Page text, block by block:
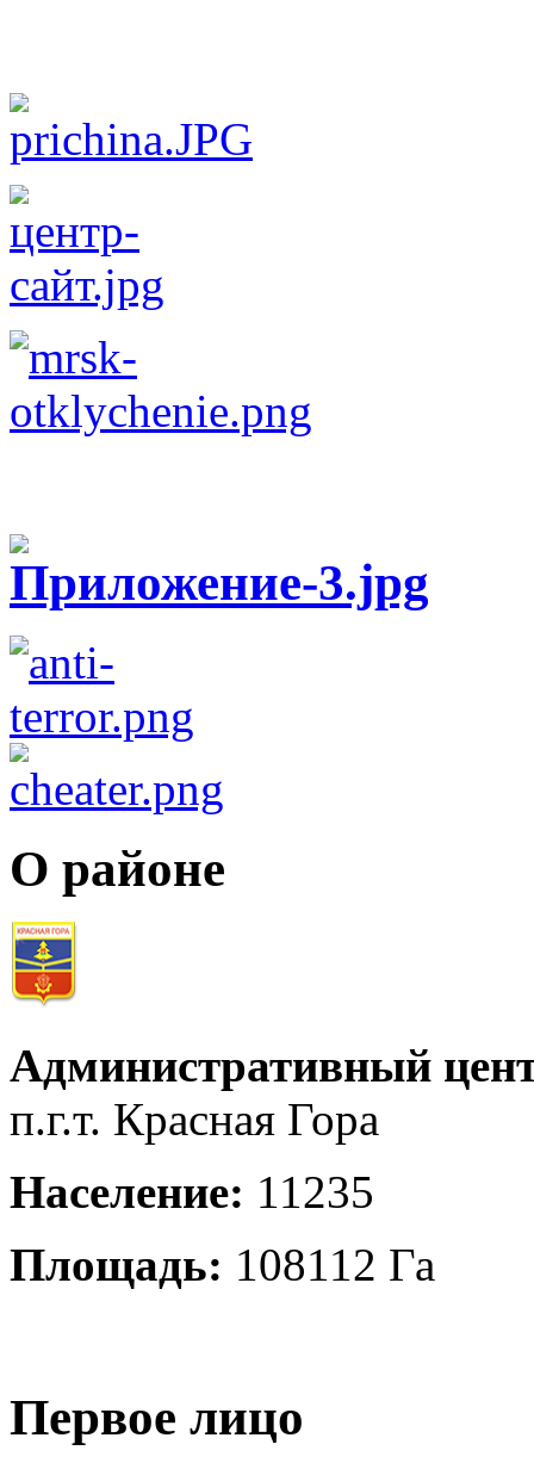
О районе
Административный
п.г.т. Красная Гора
Население: 11235
Площадь: 108112 Га
Первое лицо